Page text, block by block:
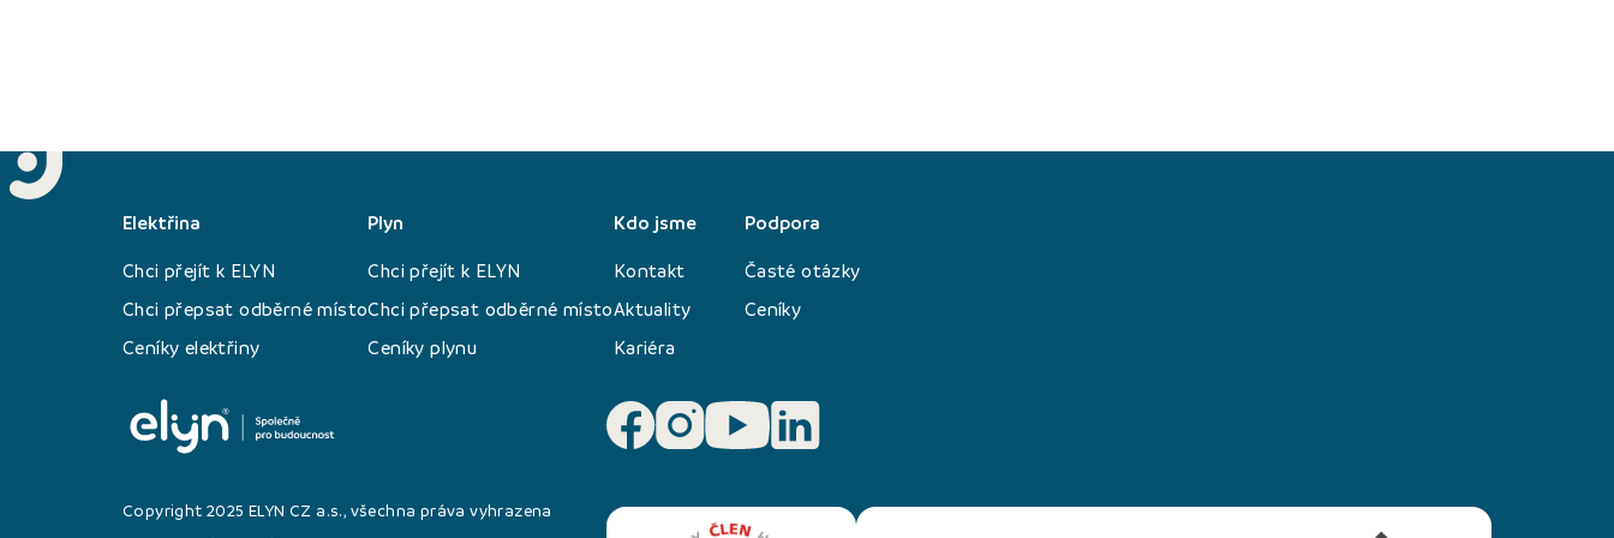
Elektřina
Chci přejít k ELYN
Chci přepsat odběrné místo
Ceníky elektřiny
Plyn
Chci přejít k ELYN
Chci přepsat odběrné místo
Ceníky plynu
Kdo jsme
Kontakt
Aktuality
Kariéra
Podpora
Časté otázky
Ceníky
Copyright 2025 ELYN CZ a.s., všechna práva vyhrazena